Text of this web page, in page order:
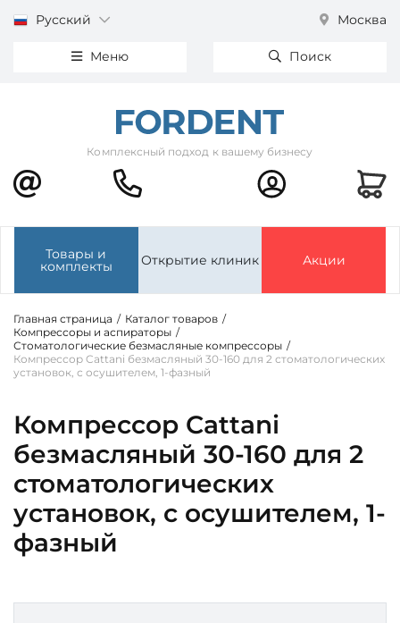
Русский Москва
Меню Поиск
Комплексный подход к вашему бизнесу
Товары и
комплекты Открытие клиник Акции
Главная страница / Каталог товаров /
Компрессоры и аспираторы /
Стоматологические безмасляные компрессоры /
Компрессор Cattani безмасляный 30-160 для 2 стоматологических
установок, с осушителем, 1-фазный
Компрессор Cattani
безмасляный 30-160 для 2
стоматологических
установок, с осушителем, 1-
фазный